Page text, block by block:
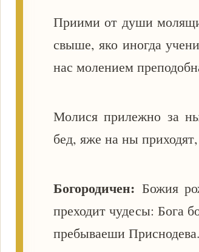
Приими от души
свыше, яко иногда
нас молением
Молися прилежно за
бед, яже на ны
Богородичен: Божия
преходит чудесы: Бога
пребываеши Приснодева.